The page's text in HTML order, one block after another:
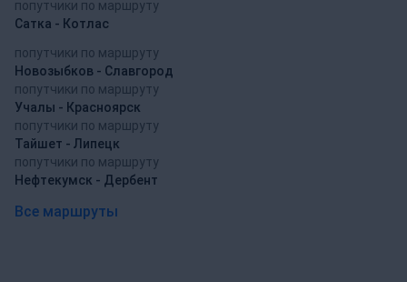
попутчики по маршруту
Сатка - Котлас
попутчики по маршруту
Новозыбков - Славгород
попутчики по маршруту
Учалы - Красноярск
попутчики по маршруту
Тайшет - Липецк
попутчики по маршруту
Нефтекумск - Дербент
Все маршруты